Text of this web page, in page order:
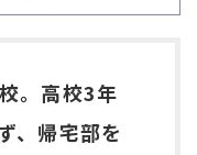
。高校3年
、帰宅部を